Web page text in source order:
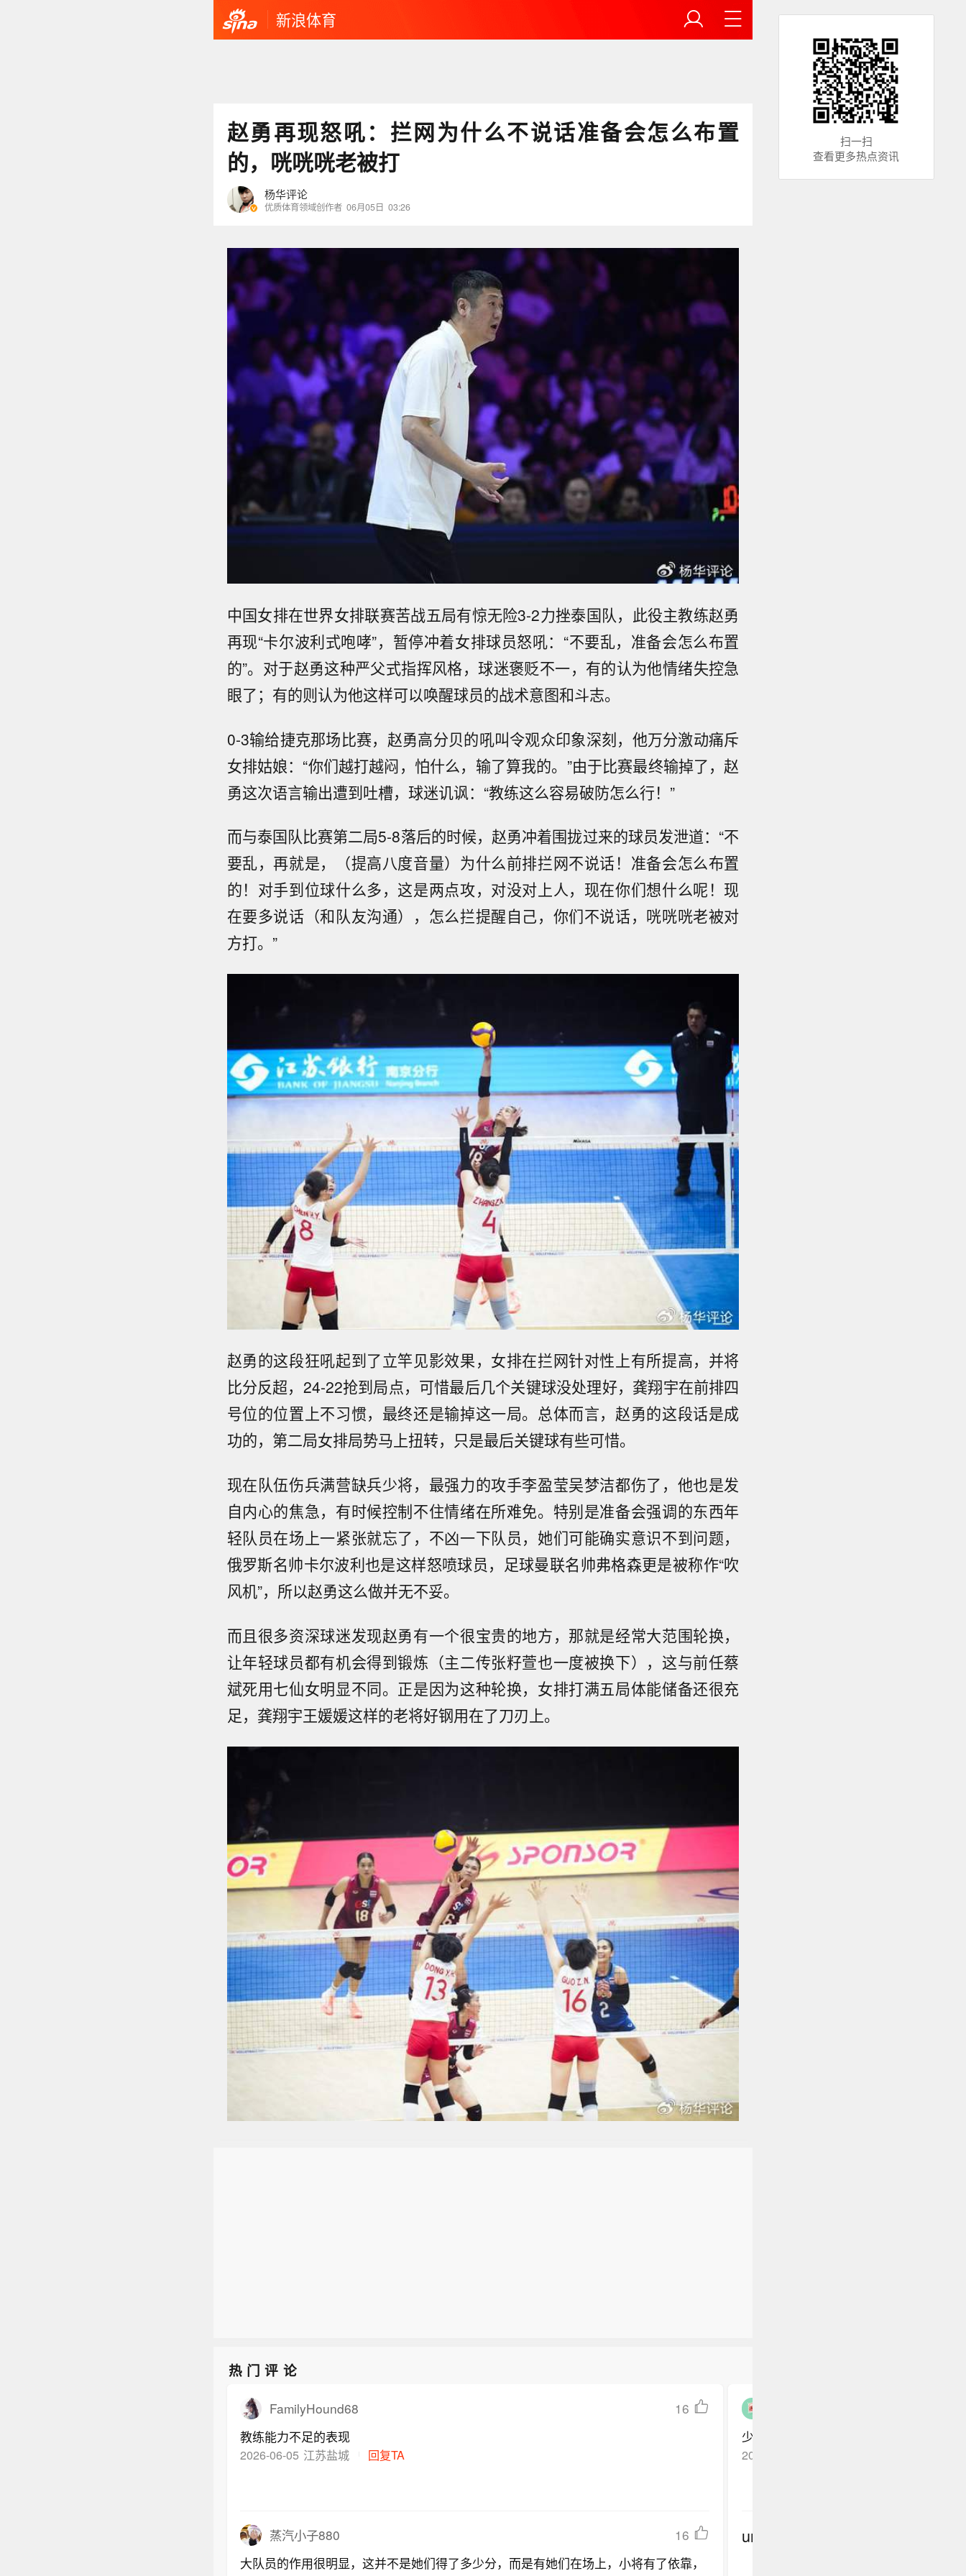
新浪体育
赵勇再现怒吼：拦网为什么不说话准备会怎么布置
的，咣咣咣老被打
杨华评论
优质体育领域创作者 06月05日 03:26
中国女排在世界女排联赛苦战五局有惊无险3-2力挫泰国队，此役主教练赵勇
再现“卡尔波利式咆哮”，暂停冲着女排球员怒吼：“不要乱，准备会怎么布置
的”。对于赵勇这种严父式指挥风格，球迷褒贬不一，有的认为他情绪失控急
眼了；有的则认为他这样可以唤醒球员的战术意图和斗志。
0-3输给捷克那场比赛，赵勇高分贝的吼叫令观众印象深刻，他万分激动痛斥
女排姑娘：“你们越打越闷，怕什么，输了算我的。”由于比赛最终输掉了，赵
勇这次语言输出遭到吐槽，球迷讥讽：“教练这么容易破防怎么行！”
而与泰国队比赛第二局5-8落后的时候，赵勇冲着围拢过来的球员发泄道：“不
要乱，再就是，（提高八度音量）为什么前排拦网不说话！准备会怎么布置
的！对手到位球什么多，这是两点攻，对没对上人，现在你们想什么呢！现
在要多说话（和队友沟通），怎么拦提醒自己，你们不说话，咣咣咣老被对
方打。”
赵勇的这段狂吼起到了立竿见影效果，女排在拦网针对性上有所提高，并将
比分反超，24-22抢到局点，可惜最后几个关键球没处理好，龚翔宇在前排四
号位的位置上不习惯，最终还是输掉这一局。总体而言，赵勇的这段话是成
功的，第二局女排局势马上扭转，只是最后关键球有些可惜。
现在队伍伤兵满营缺兵少将，最强力的攻手李盈莹吴梦洁都伤了，他也是发
自内心的焦急，有时候控制不住情绪在所难免。特别是准备会强调的东西年
轻队员在场上一紧张就忘了，不凶一下队员，她们可能确实意识不到问题，
俄罗斯名帅卡尔波利也是这样怒喷球员，足球曼联名帅弗格森更是被称作“吹
风机”，所以赵勇这么做并无不妥。
而且很多资深球迷发现赵勇有一个很宝贵的地方，那就是经常大范围轮换，
让年轻球员都有机会得到锻炼（主二传张籽萱也一度被换下），这与前任蔡
斌死用七仙女明显不同。正是因为这种轮换，女排打满五局体能储备还很充
足，龚翔宇王媛媛这样的老将好钢用在了刀刃上。
热门评论
FamilyHound68
16
教练能力不足的表现
2026-06-05 江苏盐城 回复TA
蒸汽小子880
16
大队员的作用很明显，这并不是她们得了多少分，而是有她们在场上，小将有了依靠，
少了河南姑娘就是不行啊
2026-06-05
undefined
扫一扫
查看更多热点资讯